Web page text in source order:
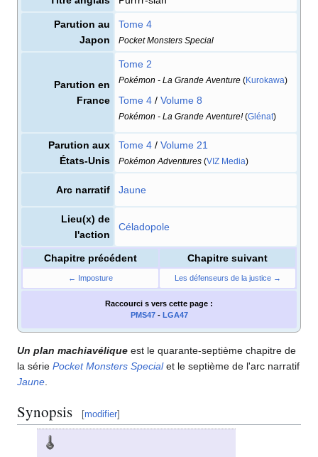
Parution au
Japon
Tome 4
Pocket Monsters Special
Parution en
France
Tome 2
Pokémon - La Grande Aventure (Kurokawa)
Tome 4 / Volume 8
Pokémon - La Grande Aventure!(Glénat)
Parution aux
États-Unis
Tome 4 / Volume 21
Pokémon Adventures (VIZ Media)
Arc narratif Jaune
Lieu(x) de
l'action
Céladopole
Chapitre précédent Chapitre suivant
← Imposture Les défenseurs de la justice →
Raccourci s vers cette page :
PMS47- LGA47
Un plan machiavélique est le quarante-septième chapitre de
la série Pocket Monsters Specialet le septième de l'arc narratif
Jaune
Synopsis [modifier]